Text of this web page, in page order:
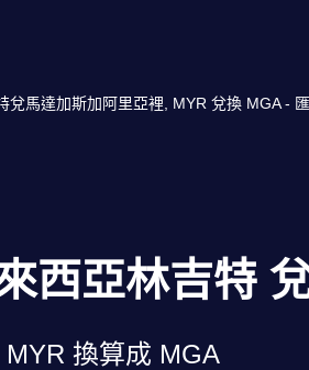
兌馬達加斯加阿里亞裡, MYR 兌換 MGA -
西亞林吉特
換算成 MGA